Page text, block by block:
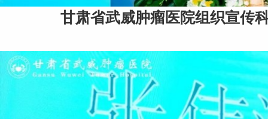
甘肃省武威肿瘤医院组织宣传